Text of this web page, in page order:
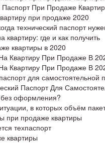
При Продаже
при продаже 2020
технический паспорт
квартиру: где и как получить
квартиры в 2020
Квартиру При Продаже В
Квартиру При Продаже В
для самостоятельной
Паспорт Для
оформления?
в которых объём
при продаже квартиры
техпаспорт
квартиры